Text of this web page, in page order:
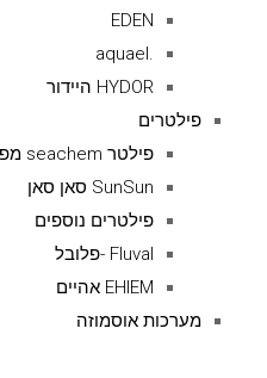
EDEN
.aquael
HYDOR היידור
פילטרים
פילטר seachem מפל סיכם
SunSun סאן סאן
פילטרים נוספים
Fluval -פלובל
EHIEM אהיים
מערכות אוסמוזה